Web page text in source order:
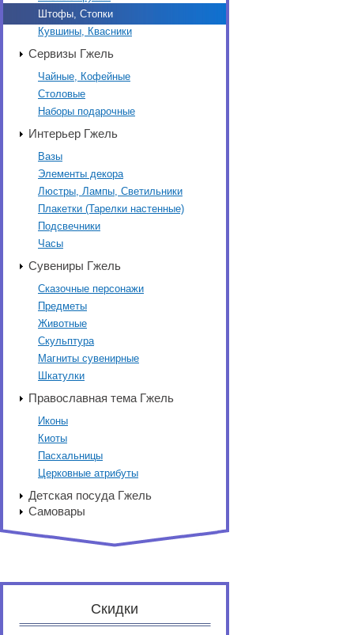
Штофы, Стопки
Кувшины, Квасники
Сервизы Гжель
Чайные, Кофейные
Столовые
Наборы подарочные
Интерьер Гжель
Вазы
Элементы декора
Люстры, Лампы, Светильники
Плакетки (Тарелки настенные)
Подсвечники
Часы
Сувениры Гжель
Сказочные персонажи
Предметы
Животные
Скульптура
Магниты сувенирные
Шкатулки
Православная тема Гжель
Иконы
Киоты
Пасхальницы
Церковные атрибуты
Детская посуда Гжель
Самовары
Скидки